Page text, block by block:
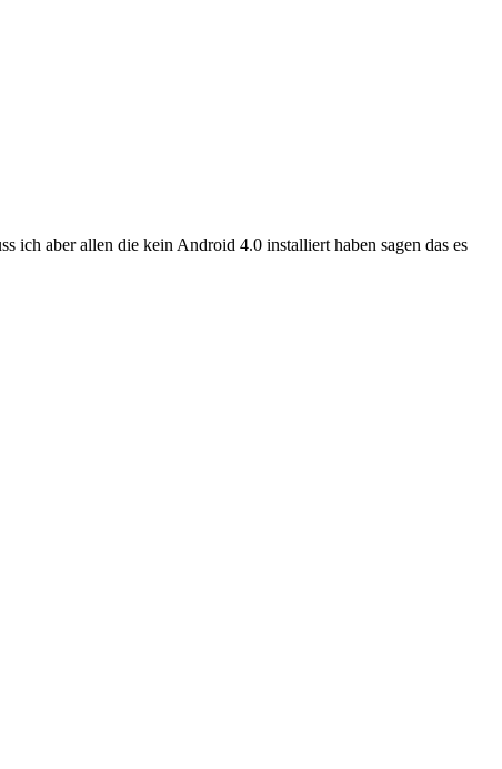
ich aber allen die kein Android 4.0 installiert haben sagen das es